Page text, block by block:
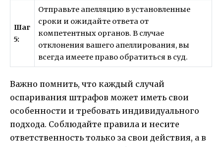
Шаг
5:
Отправьте апелляцию в установленные
сроки и ожидайте ответа от
компетентных органов. В случае
отклонения вашего апеллирования, вы
всегда имеете право обратиться в суд.
Важно помнить, что каждый случай
оспаривания штрафов может иметь свои
особенности и требовать индивидуального
подхода. Соблюдайте правила и несите
ответственность только за свои действия, а в